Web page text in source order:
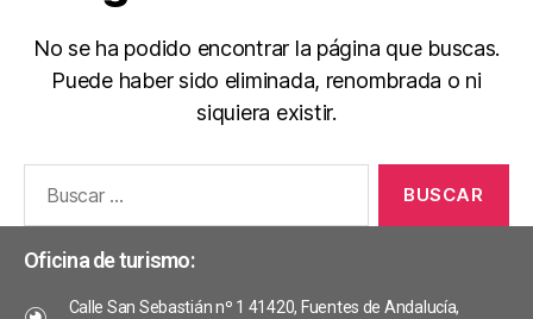
No se ha podido encontrar la página que buscas.
Puede haber sido eliminada, renombrada o ni
siquiera existir.
Oficina de turismo:
Calle San Sebastián nº 1 41420, Fuentes de Andalucía,